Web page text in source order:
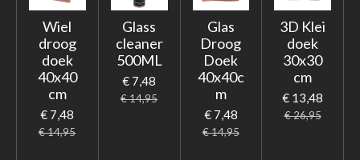
Wiel
droog
doek
40x40
cm
€ 7,48
€ 14,95
Glass
cleaner
500ML
€ 7,48
€ 14,95
Glas
Droog
Doek
40x40c
m
€ 7,48
€ 14,95
3D Klei
doek
30x30
cm
€ 13,48
€ 26,95